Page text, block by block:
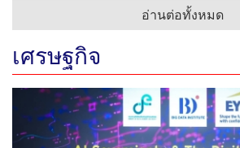
อ่านต่อทั้งหมด
เศรษฐกิจ